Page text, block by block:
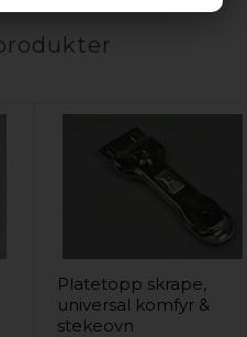
Platetopp skrape,
universal komfyr &
stekeovn